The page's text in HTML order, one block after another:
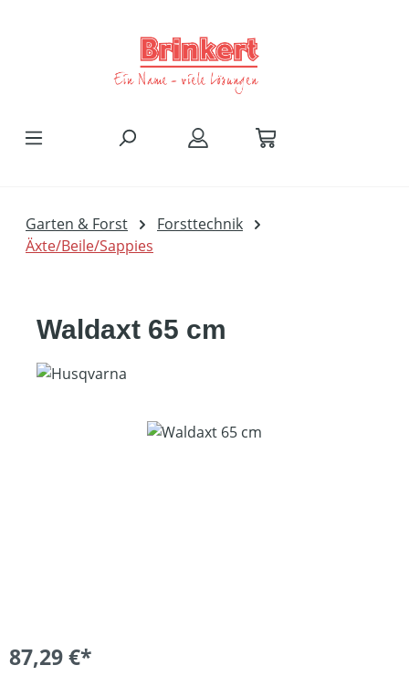
Garten & Forst
Forsttechnik
Äxte/Beile/Sappies
Waldaxt 65 cm
Bildergalerie überspringen
87,29 €*